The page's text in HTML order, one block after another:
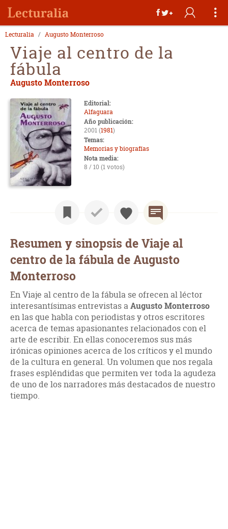
Lecturalia Augusto Monterroso
Viaje al centro de la
fábula
Augusto Monterroso
Editorial:
Alfaguara
Año publicación:
2001 (1981)
Temas:
Memorias y biografías
Nota media:
8 / 10 (1 votos)
Resumen y sinopsis de Viaje al
centro de la fábula de Augusto
Monterroso
En Viaje al centro de la fábula se ofrecen al léctor
interesantísimas entrevistas aAugusto Monterroso
en las que habla con periodistas y otros escritores
acerca de temas apasionantes relacionados con el
arte de escribir. En ellas conoceremos sus más
irónicas opiniones acerca de los críticos y el mundo
de la cultura en general. Un volumen que nos regala
frases espléndidas que permiten ver toda la agudeza
de uno de los narradores más destacados de nuestro
tiempo.